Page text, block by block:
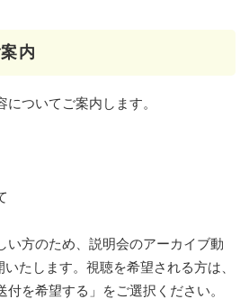
内
ついてご案内します。
い方のため、説明会のアーカイブ動
たします。視聴を希望される方は、
付を希望する」をご選択ください。